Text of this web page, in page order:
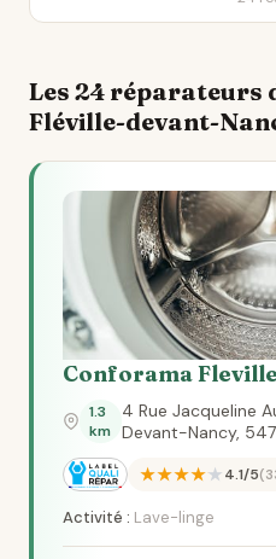
Les 24 réparateurs
Fléville-devant-
Conforama Fleville
1.3
km
4 Rue Jacqueline
Devant-Nancy,
★★★★★4.1/5
Activité : Lave-linge